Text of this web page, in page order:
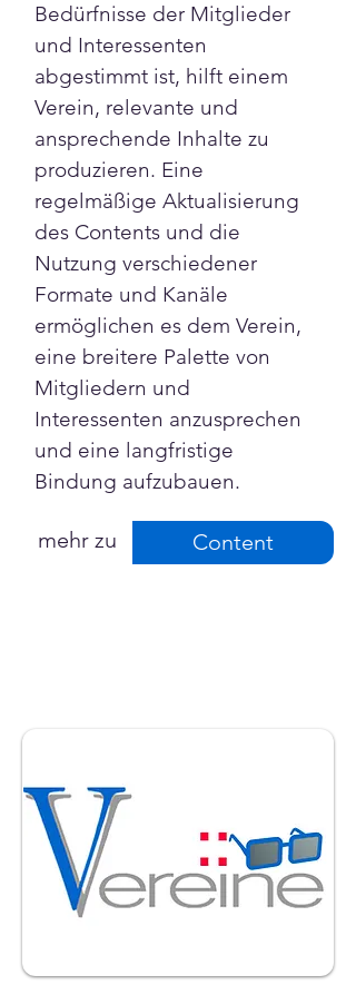
Bedürfnisse der Mitglieder
und Interessenten
abgestimmt ist, hilft einem
Verein, relevante und
ansprechende Inhalte zu
produzieren. Eine
regelmäßige Aktualisierung
des Contents und die
Nutzung verschiedener
Formate und Kanäle
ermöglichen es dem Verein,
eine breitere Palette von
Mitgliedern und
Interessenten anzusprechen
und eine langfristige
Bindung aufzubauen.
mehr zu Content